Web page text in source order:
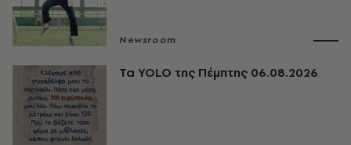
Newsroom
Τα YOLO της Πέμπτης 06.08.2026